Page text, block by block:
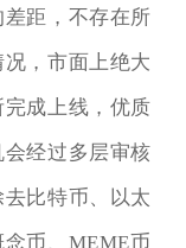
距，不存在所
，市面上绝大
成上线，优质
经过多层审核
比特币、以太
币、MEME币